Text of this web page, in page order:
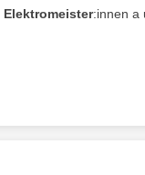
Elektromeister:innen a